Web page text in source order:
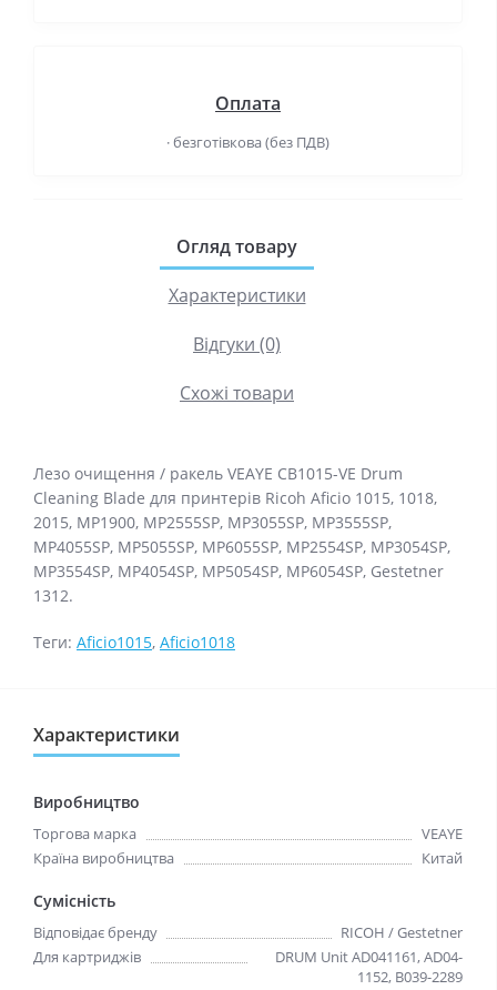
Оплата
· безготівкова (без ПДВ)
Огляд товару
Характеристики
Відгуки (0)
Схожі товари
Лезо очищення / ракель VEAYE CB1015-VE Drum
Cleaning Blade для принтерів Ricoh Aficio 1015, 1018,
2015, MP1900, MP2555SP, MP3055SP, MP3555SP,
MP4055SP, MP5055SP, MP6055SP, MP2554SP, MP3054SP,
MP3554SP, MP4054SP, MP5054SP, MP6054SP, Gestetner
1312.
Теги: Aficio1015, Aficio1018
Характеристики
Виробництво
Торгова марка
VEAYE
Країна виробництва
Китай
Сумісність
Відповідає бренду
RICOH / Gestetner
Для картриджів
DRUM Unit AD041161, AD04-
1152, B039-2289